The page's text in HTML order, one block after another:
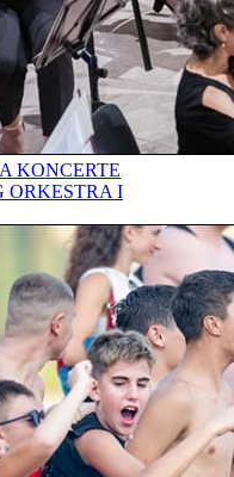
KONCERTE
ORKESTRA I